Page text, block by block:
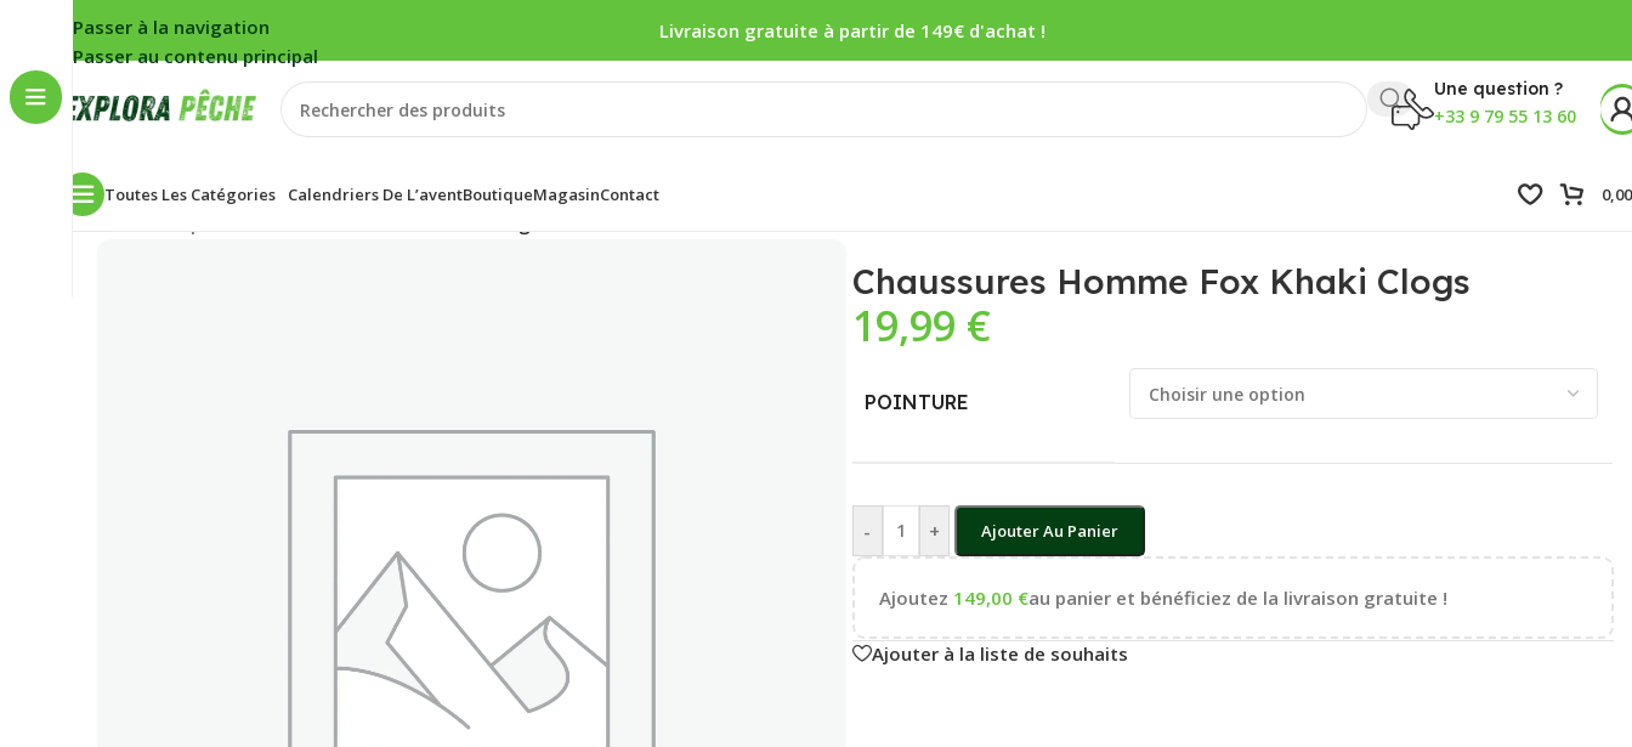
Passer à la navigation
Passer au contenu principal
Livraison gratuite à partir de 149€ d'achat !
Une question ?
+33 9 79 55 13 60
Toutes Les Catégories Calendriers De L’aventBoutiqueMagasinContact
Accueil
Chaussures Homme Fox Khaki Clogs
19,99 €
POINTURE
- + Ajouter Au Panier
Ajoutez 149,00 €au panier et bénéficiez de la livraison gratuite !
Ajouter à la liste de souhaits